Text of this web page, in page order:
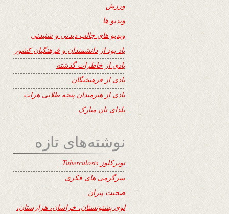
ورزش
ویدیو ها
ویدیو های جالب دیدنی و شنیدنی
یاد بود از دانشمندان و فرهنگیان کشور
یادی از خاطرات گذشته
یادی از فرهیختگان
یادی از هنرمندان پنجه طلایی هرات
یلدای تان مبارک
نوشته‌های تازه
توبرکلوز Tuberculosis
سرگرمی های فکری
صحبت پیران
لوی پشتونستان، خراسان، هزارستان،